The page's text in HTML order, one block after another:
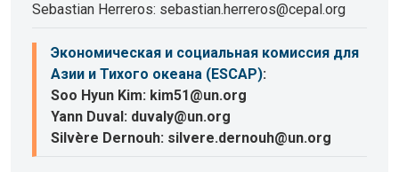
Sebastian Herreros: sebastian.herreros@cepal.org
Экономическая и социальная комиссия для
Азии и Тихого океана (ESCAP):
Soo Hyun Kim: kim51@un.org
Yann Duval: duvaly@un.org
Silvère Dernouh: silvere.dernouh@un.org